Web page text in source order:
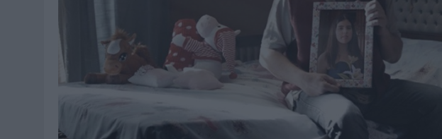
KFC CONVIERTE LOS UBER EN UN HOMENAJE AL UNIVERSO DE 'LOS SIMPSON'
03/08/2026
BACK MARKET PONE A LA MADRE DE SU FUNDADOR COMO AVAL DE SU CALIDAD
|
PRESENTADO EL JURADO DE LOS PREMIOS DE MARKETING Y COMUNICACIÓN EN EL
31/07/2026 | ‘FROZEN DUNKIN’ X CALIPPO®’, AUTOPRODUCCIÓN DE DUNKIN’
31/07/2026
MAKING SCIENCE AUMENTA UN 12,8% SUS VENTAS EN EL PRIMER SEMESTRE HASTA LOS 196
31/07/2026
WPP MEDIA SUMA A SU EQUIPO A JUAN ANTONIO ORTIZ COMO MEDIA MANAGEMENT &